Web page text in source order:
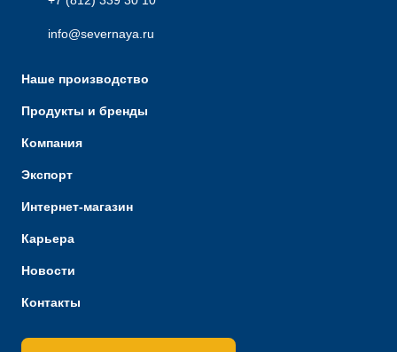
info@severnaya.ru
Наше производство
Продукты и бренды
Компания
Экспорт
Интернет-магазин
Карьера
Новости
Контакты